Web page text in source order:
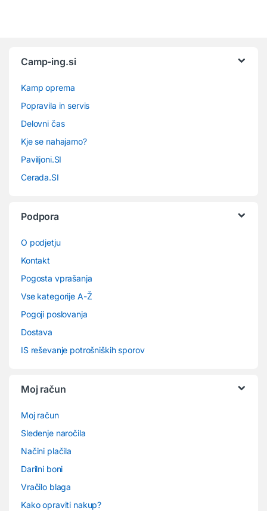
Camp-ing.si
Kamp oprema
Popravila in servis
Delovni čas
Kje se nahajamo?
Paviljoni.SI
Cerada.SI
Podpora
O podjetju
Kontakt
Pogosta vprašanja
Vse kategorije A-Ž
Pogoji poslovanja
Dostava
IS reševanje potrošniških sporov
Moj račun
Moj račun
Sledenje naročila
Načini plačila
Darilni boni
Vračilo blaga
Kako opraviti nakup?